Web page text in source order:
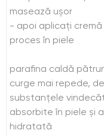
masează ușor
- apoi aplicați cremă
proces în piele
parafina caldă
curge mai repede,
substanțele
absorbite în piele și
hidratată